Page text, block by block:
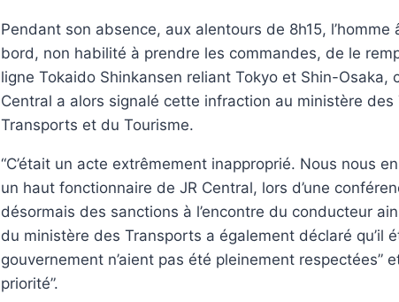
Pendant son absence, aux alentours de 8h15,
bord, non habilité à prendre les commandes, de le
ligne Tokaido Shinkansen reliant Tokyo et Shin-
Central a alors signalé cette infraction au ministère
Transports et du Tourisme.
“C’était un acte extrêmement inapproprié. Nous nous
un haut fonctionnaire de JR Central, lors d’une
désormais des sanctions à l’encontre du conducteur
du ministère des Transports a également déclaré qu’il
gouvernement n’aient pas été pleinement respectées”
priorité”.